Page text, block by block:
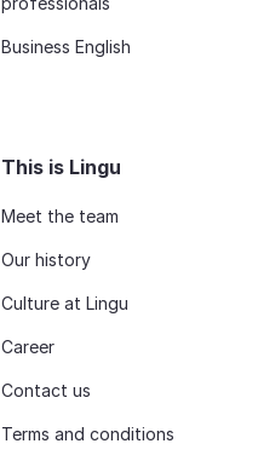
Business English
This is Lingu
Meet the team
Our history
Culture at Lingu
Career
Contact us
Terms and conditions